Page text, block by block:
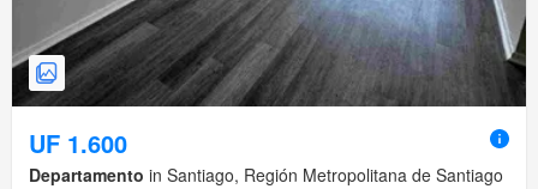
UF 1.600
Departamento in Santiago, Región Metropolitana de Santiago